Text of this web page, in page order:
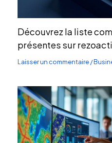
Découvrez la liste
présentes sur
Laisser un commentaire/